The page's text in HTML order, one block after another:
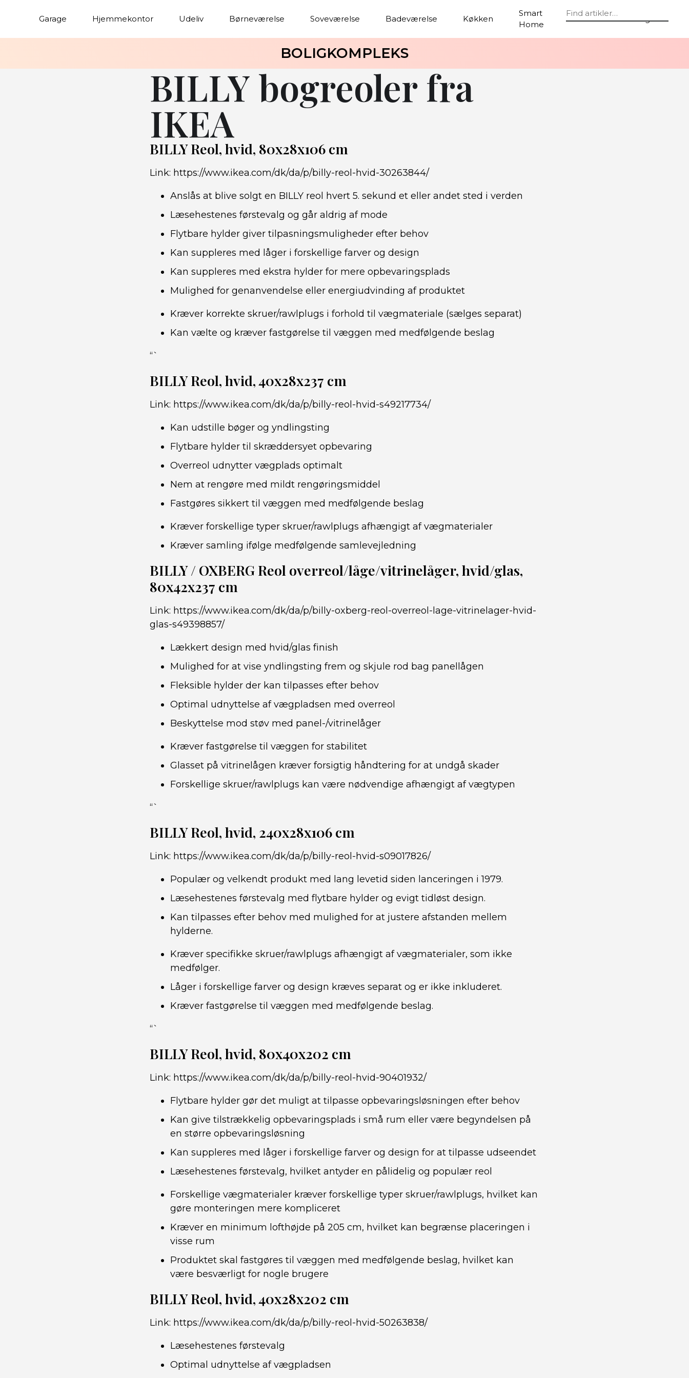
Garage Hjemmekontor Udeliv Børneværelse Soveværelse Badeværelse Køkken
Smart
Home
Assistance Tag
BOLIGKOMPLEKS
BILLY bogreoler fra
IKEA
BILLY Reol, hvid, 80x28x106 cm
Link: https://www.ikea.com/dk/da/p/billy-reol-hvid-30263844/
Anslås at blive solgt en BILLY reol hvert 5. sekund et eller andet sted i verden
Læsehestenes førstevalg og går aldrig af mode
Flytbare hylder giver tilpasningsmuligheder efter behov
Kan suppleres med låger i forskellige farver og design
Kan suppleres med ekstra hylder for mere opbevaringsplads
Mulighed for genanvendelse eller energiudvinding af produktet
Kræver korrekte skruer/rawlplugs i forhold til vægmateriale (sælges separat)
Kan vælte og kræver fastgørelse til væggen med medfølgende beslag
“`
BILLY Reol, hvid, 40x28x237 cm
Link: https://www.ikea.com/dk/da/p/billy-reol-hvid-s49217734/
Kan udstille bøger og yndlingsting
Flytbare hylder til skræddersyet opbevaring
Overreol udnytter vægplads optimalt
Nem at rengøre med mildt rengøringsmiddel
Fastgøres sikkert til væggen med medfølgende beslag
Kræver forskellige typer skruer/rawlplugs afhængigt af vægmaterialer
Kræver samling ifølge medfølgende samlevejledning
BILLY / OXBERG Reol overreol/låge/vitrinelåger, hvid/glas,
80x42x237 cm
Link: https://www.ikea.com/dk/da/p/billy-oxberg-reol-overreol-lage-vitrinelager-hvid-
glas-s49398857/
Lækkert design med hvid/glas finish
Mulighed for at vise yndlingsting frem og skjule rod bag panellågen
Fleksible hylder der kan tilpasses efter behov
Optimal udnyttelse af vægpladsen med overreol
Beskyttelse mod støv med panel-/vitrinelåger
Kræver fastgørelse til væggen for stabilitet
Glasset på vitrinelågen kræver forsigtig håndtering for at undgå skader
Forskellige skruer/rawlplugs kan være nødvendige afhængigt af vægtypen
“`
BILLY Reol, hvid, 240x28x106 cm
Link: https://www.ikea.com/dk/da/p/billy-reol-hvid-s09017826/
Populær og velkendt produkt med lang levetid siden lanceringen i 1979.
Læsehestenes førstevalg med flytbare hylder og evigt tidløst design.
Kan tilpasses efter behov med mulighed for at justere afstanden mellem
hylderne.
Kræver specifikke skruer/rawlplugs afhængigt af vægmaterialer, som ikke
medfølger.
Låger i forskellige farver og design kræves separat og er ikke inkluderet.
Kræver fastgørelse til væggen med medfølgende beslag.
“`
BILLY Reol, hvid, 80x40x202 cm
Link: https://www.ikea.com/dk/da/p/billy-reol-hvid-90401932/
Flytbare hylder gør det muligt at tilpasse opbevaringsløsningen efter behov
Kan give tilstrækkelig opbevaringsplads i små rum eller være begyndelsen på
en større opbevaringsløsning
Kan suppleres med låger i forskellige farver og design for at tilpasse udseendet
Læsehestenes førstevalg, hvilket antyder en pålidelig og populær reol
Forskellige vægmaterialer kræver forskellige typer skruer/rawlplugs, hvilket kan
gøre monteringen mere kompliceret
Kræver en minimum lofthøjde på 205 cm, hvilket kan begrænse placeringen i
visse rum
Produktet skal fastgøres til væggen med medfølgende beslag, hvilket kan
være besværligt for nogle brugere
BILLY Reol, hvid, 40x28x202 cm
Link: https://www.ikea.com/dk/da/p/billy-reol-hvid-50263838/
Læsehestenes førstevalg
Optimal udnyttelse af vægpladsen